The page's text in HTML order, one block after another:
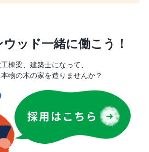
ッド一緒に働こう！
棟梁、建築士になって、
物の木の家を造りませんか？